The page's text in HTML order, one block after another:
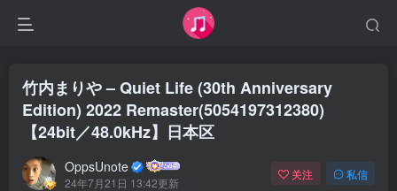
竹内まりや – Quiet Life (30th Anniversary
Edition) 2022 Remaster(5054197312380)
【24bit／48.0kHz】日本区
OppsUnote
24年7月21日 13:42更新
关注 私信